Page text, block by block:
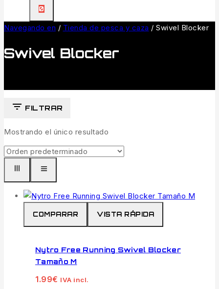
0
Navegando en / Tienda de pesca y caza / Swivel Blocker
Swivel Blocker
FILTRAR
Mostrando el único resultado
COMPARAR VISTA RÁPIDA
Nytro Free Running Swivel Blocker
Tamaño M
1.99€ IVA incl.